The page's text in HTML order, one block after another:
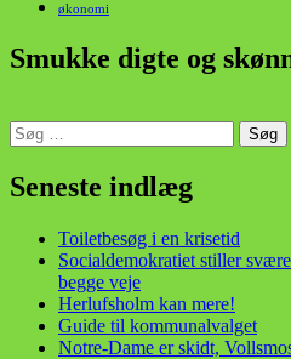
økonomi
Smukke digte og
Søg
efter:
Seneste indlæg
Toiletbesøg i en krisetid
Socialdemokratiet stiller
begge veje
Herlufsholm kan mere!
Guide til kommunalvalget
Notre-Dame er skidt,